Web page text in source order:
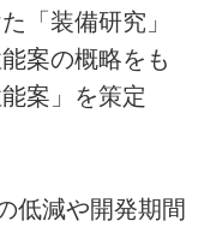
「装備研究」
案の概略をも
案」を策定
低減や開発期間